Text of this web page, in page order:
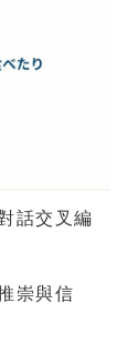
話交叉編
崇與信